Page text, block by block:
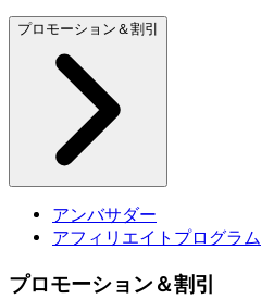
プロモーション＆割引
アンバサダー
アフィリエイトプログラム
プロモーション＆割引